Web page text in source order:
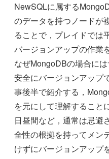
NewSQLに属する
のデータを持つノードが
ることで，プレイドでは
バージョンアップの作業
なぜMongoDBの場合に
安全にバージョンアップ
事後半で紹介する，
を元にして理解すること
日昼間など，通常は忌避
全性の根拠を持ってメン
けずにバージョンアップ